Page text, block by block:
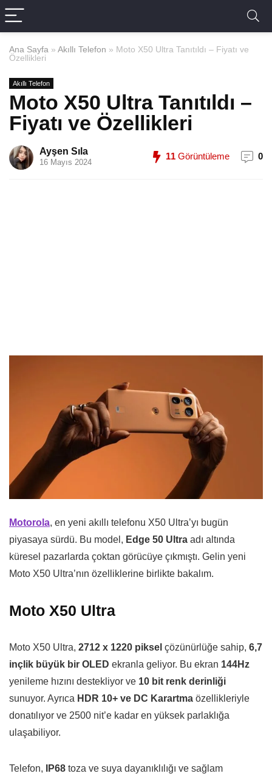
Ana Sayfa » Akıllı Telefon » Moto X50 Ultra Tanıtıldı – Fiyatı ve
Özellikleri
Akıllı Telefon
Moto X50 Ultra Tanıtıldı –
Fiyatı ve Özellikleri
Ayşen Sıla
16 Mayıs 2024
11 Görüntüleme 0
Motorola, en yeni akıllı telefonu X50 Ultra’yı bugün
piyasaya sürdü. Bu model, Edge 50 Ultra adı altında
küresel pazarlarda çoktan görücüye çıkmıştı. Gelin yeni
Moto X50 Ultra’nın özelliklerine birlikte bakalım.
Moto X50 Ultra
Moto X50 Ultra, 2712 x 1220 piksel çözünürlüğe sahip, 6,7
inçlik büyük bir OLED ekranla geliyor. Bu ekran 144Hz
yenileme hızını destekliyor ve 10 bit renk derinliği
sunuyor. Ayrıca HDR 10+ ve DC Karartma özellikleriyle
donatılıyor ve 2500 nit’e kadar en yüksek parlaklığa
ulaşabiliyor.
Telefon, IP68 toza ve suya dayanıklılığı ve sağlam